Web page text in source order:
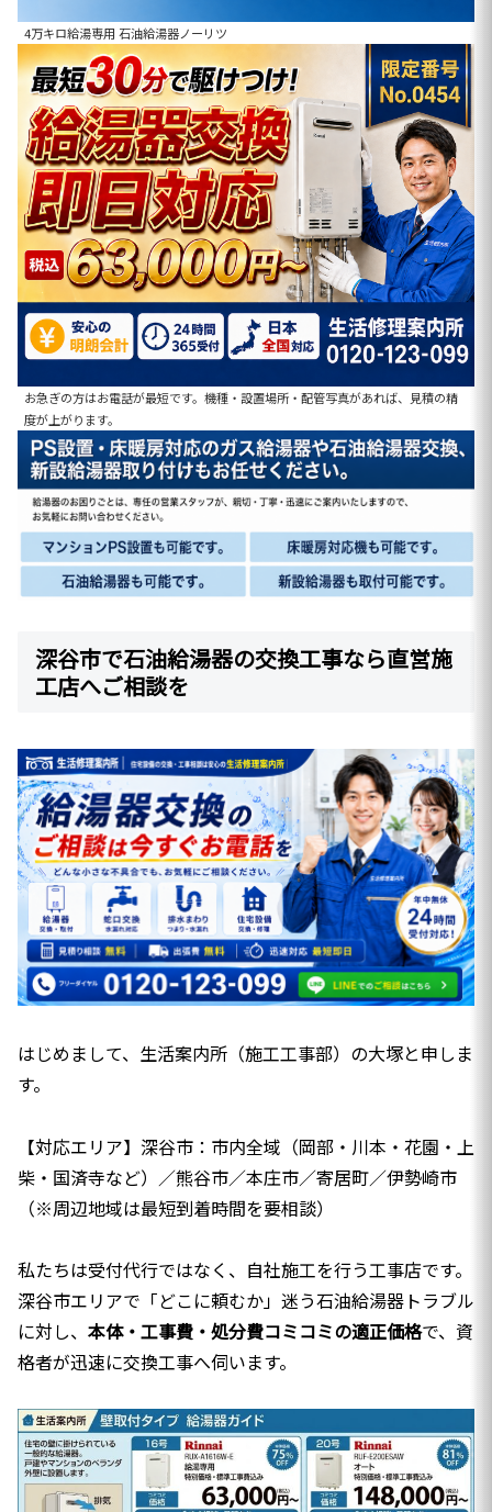
4万キロ給湯専用 石油給湯器ノーリツ
お急ぎの方はお電話が最短です。機種・設置場所・配管写真があれば、見積の精
度が上がります。
深谷市で石油給湯器の交換工事なら直営施
工店へご相談を
はじめまして、生活案内所（施工工事部）の大塚と申しま
す。
【対応エリア】深谷市：市内全域（岡部・川本・花園・上
柴・国済寺など）／熊谷市／本庄市／寄居町／伊勢崎市
（※周辺地域は最短到着時間を要相談）
私たちは受付代行ではなく、自社施工を行う工事店です。
深谷市エリアで「どこに頼むか」迷う石油給湯器トラブル
に対し、 本体・工事費・処分費コミコミの適正価格で、資
格者が迅速に交換工事へ伺います。